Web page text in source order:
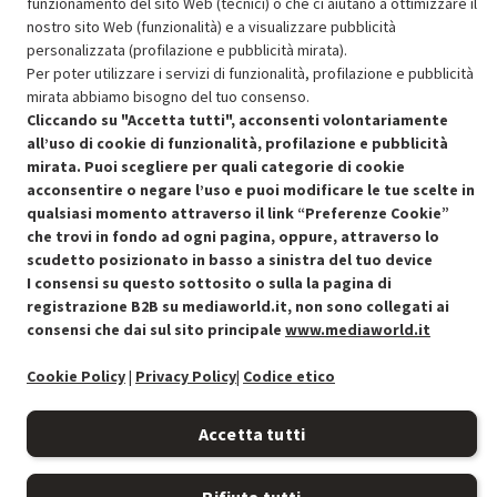
SCONTO RICONDIZIONATI
Approfitta dello sconto del 30% sul prodotto ricondizionato.
Condizioni generali di vendita
Cookie Policy
Preferenze cookie
Accessibilità
Recedere dal contratto qui
nostro sito Web (funzionalità) e a visualizzare pubblicità
personalizzata (profilazione e pubblicità mirata).
Per poter utilizzare i servizi di funzionalità, profilazione e pubblicità
mirata abbiamo bisogno del tuo consenso.
Cliccando su "Accetta tutti", acconsenti volontariamente
all’uso di cookie di funzionalità, profilazione e pubblicità
mirata. Puoi scegliere per quali categorie di cookie
acconsentire o negare l’uso e puoi modificare le tue scelte in
qualsiasi momento attraverso il link “Preferenze Cookie”
che trovi in fondo ad ogni pagina, oppure, attraverso lo
scudetto posizionato in basso a sinistra del tuo device
I consensi su questo sottosito o sulla la pagina di
registrazione B2B su mediaworld.it, non sono collegati ai
consensi che dai sul sito principale www.mediaworld.it
Cookie Policy| Privacy Policy| Codice etico
Accetta tutti